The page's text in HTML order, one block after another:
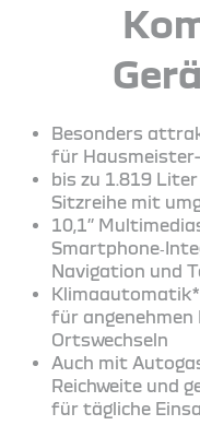
Besonders
für
bis zu 1.819
Sitzreihe mit
10,1’’
Navigation und
Klimaautomatik*
für
Ortswechseln
Auch mit
Reichweite und
für tägliche